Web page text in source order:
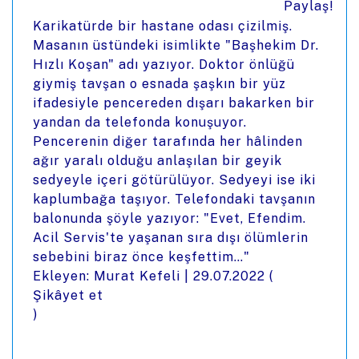
Paylaş!
Karikatürde bir hastane odası çizilmiş.
Masanın üstündeki isimlikte "Başhekim Dr.
Hızlı Koşan" adı yazıyor. Doktor önlüğü
giymiş tavşan o esnada şaşkın bir yüz
ifadesiyle pencereden dışarı bakarken bir
yandan da telefonda konuşuyor.
Pencerenin diğer tarafında her hâlinden
ağır yaralı olduğu anlaşılan bir geyik
sedyeyle içeri götürülüyor. Sedyeyi ise iki
kaplumbağa taşıyor. Telefondaki tavşanın
balonunda şöyle yazıyor: "Evet, Efendim.
Acil Servis'te yaşanan sıra dışı ölümlerin
sebebini biraz önce keşfettim…"
Ekleyen: Murat Kefeli | 29.07.2022 (
Şikâyet et
)